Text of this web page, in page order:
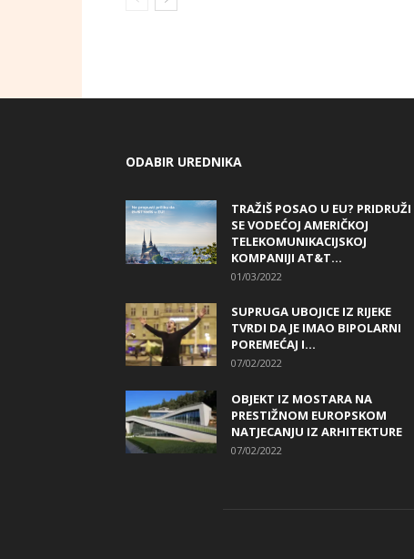
ODABIR UREDNIKA
TRAŽIŠ POSAO U EU? PRIDRUŽI
SE VODEĆOJ AMERIČKOJ
TELEKOMUNIKACIJSKOJ
KOMPANIJI AT&T...
01/03/2022
SUPRUGA UBOJICE IZ RIJEKE
TVRDI DA JE IMAO BIPOLARNI
POREMEĆAJ I...
07/02/2022
OBJEKT IZ MOSTARA NA
PRESTIŽNOM EUROPSKOM
NATJECANJU IZ ARHITEKTURE
07/02/2022